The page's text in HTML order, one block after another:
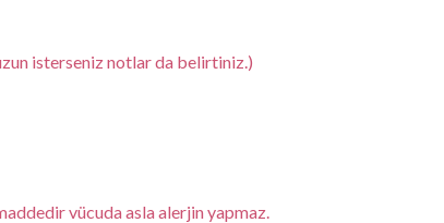
isterseniz notlar da belirtiniz.)
vücuda asla alerjin yapmaz.